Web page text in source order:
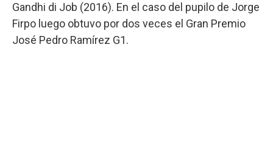
Gandhi di Job (2016). En el caso del pupilo de Jorge
Firpo luego obtuvo por dos veces el Gran Premio
José Pedro Ramírez G1.